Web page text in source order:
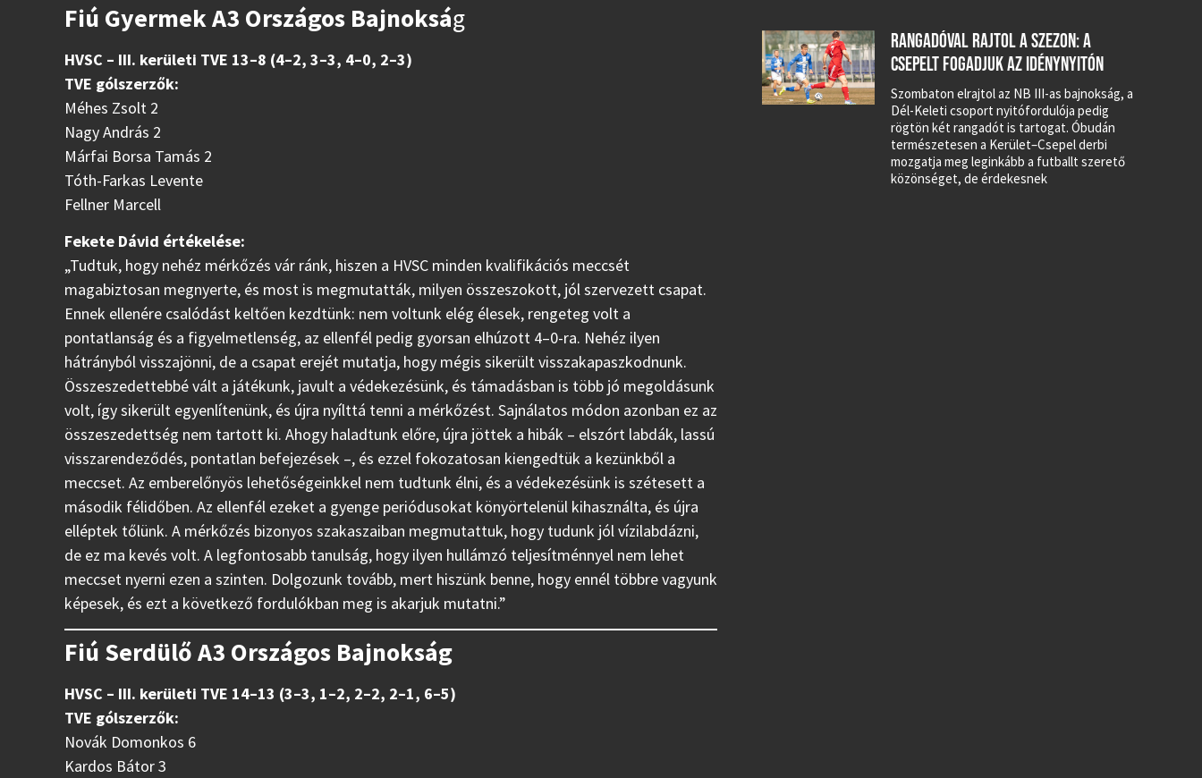
Fiú Gyermek A3 Országos Bajnokság
HVSC – III. kerületi TVE 13–8 (4–2, 3–3, 4–0, 2–3)
TVE gólszerzők:
Méhes Zsolt 2
Nagy András 2
Márfai Borsa Tamás 2
Tóth-Farkas Levente
Fellner Marcell
Fekete Dávid értékelése:
„Tudtuk, hogy nehéz mérkőzés vár ránk, hiszen a HVSC minden kvalifikációs meccsét
magabiztosan megnyerte, és most is megmutatták, milyen összeszokott, jól szervezett csapat.
Ennek ellenére csalódást keltően kezdtünk: nem voltunk elég élesek, rengeteg volt a
pontatlanság és a figyelmetlenség, az ellenfél pedig gyorsan elhúzott 4–0-ra. Nehéz ilyen
hátrányból visszajönni, de a csapat erejét mutatja, hogy mégis sikerült visszakapaszkodnunk.
Összeszedettebbé vált a játékunk, javult a védekezésünk, és támadásban is több jó megoldásunk
volt, így sikerült egyenlítenünk, és újra nyílttá tenni a mérkőzést. Sajnálatos módon azonban ez az
összeszedettség nem tartott ki. Ahogy haladtunk előre, újra jöttek a hibák – elszórt labdák, lassú
visszarendeződés, pontatlan befejezések –, és ezzel fokozatosan kiengedtük a kezünkből a
meccset. Az emberelőnyös lehetőségeinkkel nem tudtunk élni, és a védekezésünk is szétesett a
második félidőben. Az ellenfél ezeket a gyenge periódusokat könyörtelenül kihasználta, és újra
elléptek tőlünk. A mérkőzés bizonyos szakaszaiban megmutattuk, hogy tudunk jól vízilabdázni,
de ez ma kevés volt. A legfontosabb tanulság, hogy ilyen hullámzó teljesítménnyel nem lehet
meccset nyerni ezen a szinten. Dolgozunk tovább, mert hiszünk benne, hogy ennél többre vagyunk
képesek, és ezt a következő fordulókban meg is akarjuk mutatni.”
Fiú Serdülő A3 Országos Bajnokság
HVSC – III. kerületi TVE 14–13 (3–3, 1–2, 2–2, 2–1, 6–5)
TVE gólszerzők:
Novák Domonkos 6
Kardos Bátor 3
RANGADÓVAL RAJTOL A SZEZON: A
CSEPELT FOGADJUK AZ IDÉNYNYITÓN
Szombaton elrajtol az NB III-as bajnokság, a
Dél-Keleti csoport nyitófordulója pedig
rögtön két rangadót is tartogat. Óbudán
természetesen a Kerület–Csepel derbi
mozgatja meg leginkább a futballt szerető
közönséget, de érdekesnek